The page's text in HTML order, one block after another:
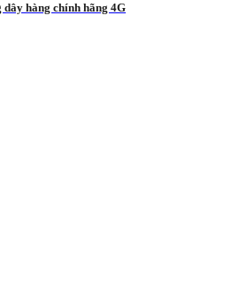
hàng chính hãng 4G